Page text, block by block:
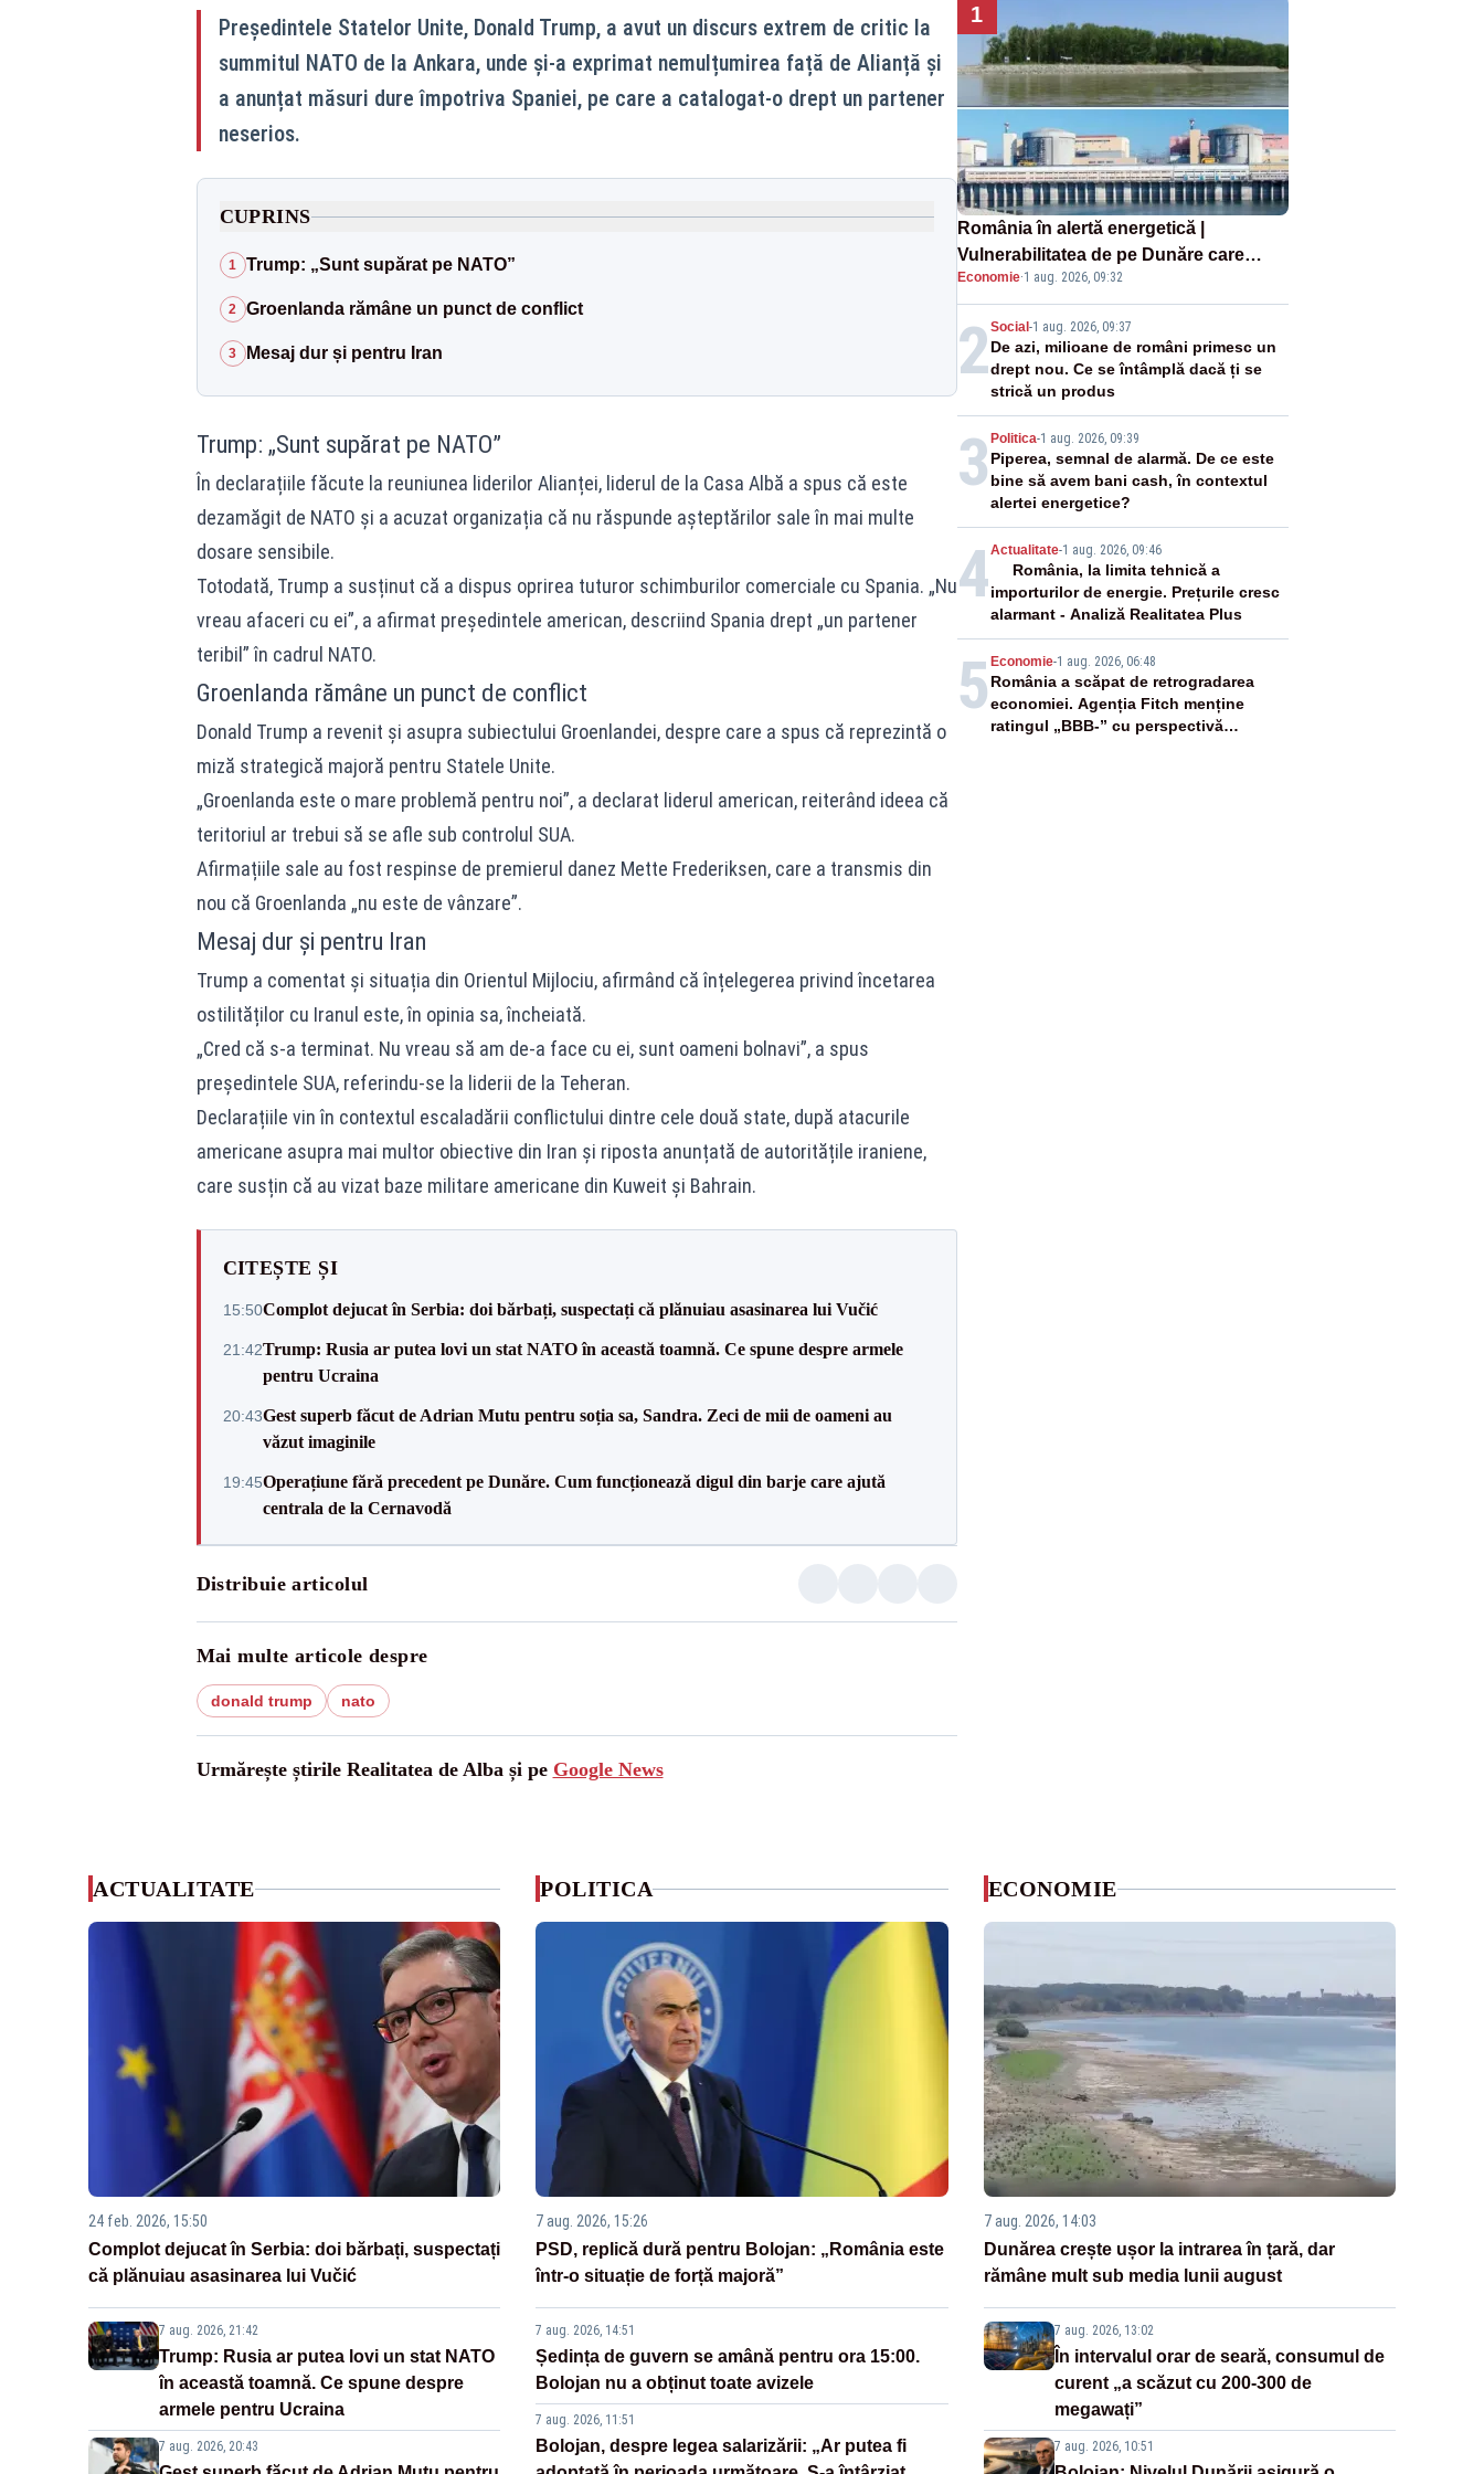
Președintele Statelor Unite, Donald Trump, a avut un discurs extrem de critic la
summitul NATO de la Ankara, unde și-a exprimat nemulțumirea față de Alianță și
a anunțat măsuri dure împotriva Spaniei, pe care a catalogat-o drept un partener
neserios.
CUPRINS
1 Trump: „Sunt supărat pe NATO”
2 Groenlanda rămâne un punct de conflict
3 Mesaj dur și pentru Iran
Trump: „Sunt supărat pe NATO”
În declarațiile făcute la reuniunea liderilor Alianței, liderul de la Casa Albă a spus că este
dezamăgit de NATO și a acuzat organizația că nu răspunde așteptărilor sale în mai multe
dosare sensibile.
Totodată, Trump a susținut că a dispus oprirea tuturor schimburilor comerciale cu Spania. „Nu
vreau afaceri cu ei”, a afirmat președintele american, descriind Spania drept „un partener
teribil” în cadrul NATO.
Groenlanda rămâne un punct de conflict
Donald Trump a revenit și asupra subiectului Groenlandei, despre care a spus că reprezintă o
miză strategică majoră pentru Statele Unite.
„Groenlanda este o mare problemă pentru noi”, a declarat liderul american, reiterând ideea că
teritoriul ar trebui să se afle sub controlul SUA.
Afirmațiile sale au fost respinse de premierul danez Mette Frederiksen, care a transmis din
nou că Groenlanda „nu este de vânzare”.
Mesaj dur și pentru Iran
Trump a comentat și situația din Orientul Mijlociu, afirmând că înțelegerea privind încetarea
ostilităților cu Iranul este, în opinia sa, încheiată.
„Cred că s-a terminat. Nu vreau să am de-a face cu ei, sunt oameni bolnavi”, a spus
președintele SUA, referindu-se la liderii de la Teheran.
Declarațiile vin în contextul escaladării conflictului dintre cele două state, după atacurile
americane asupra mai multor obiective din Iran și riposta anunțată de autoritățile iraniene,
care susțin că au vizat baze militare americane din Kuweit și Bahrain.
CITEȘTE ȘI
15:50Complot dejucat în Serbia: doi bărbați, suspectați că plănuiau asasinarea lui Vučić
21:42Trump: Rusia ar putea lovi un stat NATO în această toamnă. Ce spune despre armele
pentru Ucraina
20:43Gest superb făcut de Adrian Mutu pentru soția sa, Sandra. Zeci de mii de oameni au
văzut imaginile
19:45Operațiune fără precedent pe Dunăre. Cum funcționează digul din barje care ajută
centrala de la Cernavodă
Distribuie articolul
Mai multe articole despre
donald trump nato
Urmărește știrile Realitatea de Alba și pe Google News
1
România în alertă energetică |
Vulnerabilitatea de pe Dunăre care
pune în pericol Centrala Cernavodă era
cunoscută de pe vremea lui Ceaușescu
Economie·1 aug. 2026, 09:32
2Social -1 aug. 2026, 09:37
De azi, milioane de români primesc un
drept nou. Ce se întâmplă dacă ți se
strică un produs
3 Politica-1 aug. 2026, 09:39
Piperea, semnal de alarmă. De ce este
bine să avem bani cash, în contextul
alertei energetice?
4Actualitate-1 aug. 2026, 09:46
România, la limita tehnică a
importurilor de energie. Prețurile cresc
alarmant - Analiză Realitatea Plus
5 Economie-1 aug. 2026, 06:48
România a scăpat de retrogradarea
economiei. Agenția Fitch menține
ratingul „BBB-” cu perspectivă
ACTUALITATE
24 feb. 2026, 15:50
Complot dejucat în Serbia: doi bărbați, suspectați
că plănuiau asasinarea lui Vučić
7 aug. 2026, 21:42
Trump: Rusia ar putea lovi un stat NATO
în această toamnă. Ce spune despre
armele pentru Ucraina
7 aug. 2026, 20:43
POLITICA
7 aug. 2026, 15:26
PSD, replică dură pentru Bolojan: „România este
într-o situație de forță majoră”
7 aug. 2026, 14:51
Ședința de guvern se amână pentru ora 15:00.
Bolojan nu a obținut toate avizele
7 aug. 2026, 11:51
Bolojan, despre legea salarizării: „Ar putea fi
ECONOMIE
7 aug. 2026, 14:03
Dunărea crește ușor la intrarea în țară, dar
rămâne mult sub media lunii august
7 aug. 2026, 13:02
În intervalul orar de seară, consumul de
curent „a scăzut cu 200-300 de
megawați”
7 aug. 2026, 10:51